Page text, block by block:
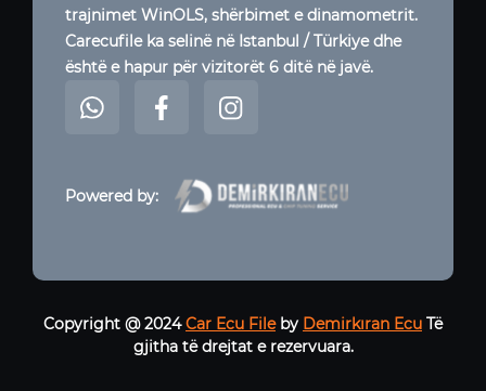
trajnimet WinOLS, shërbimet e dinamometrit.
Carecufile ka selinë në Istanbul / Türkiye dhe
është e hapur për vizitorët 6 ditë në javë.
Powered by:
Copyright @ 2024Car Ecu Fileby Demirkıran Ecu Të
gjitha të drejtat e rezervuara.